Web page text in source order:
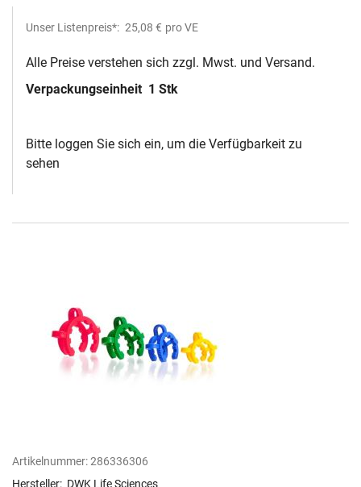
Unser Listenpreis*: 25,08 € pro VE
Alle Preise verstehen sich zzgl. Mwst. und Versand.
Verpackungseinheit 1 Stk
Bitte loggen Sie sich ein, um die Verfügbarkeit zu
sehen
Artikelnummer:286336306
Hersteller: DWK Life Sciences